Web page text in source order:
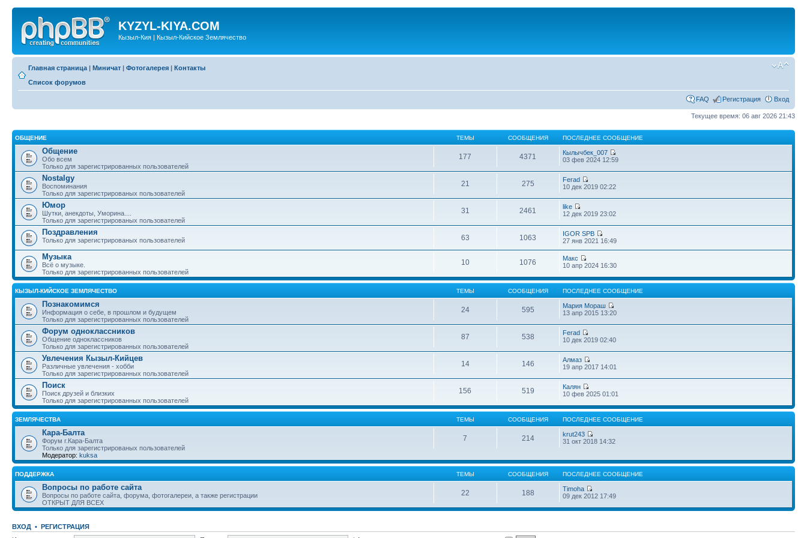
KYZYL-KIYA.COM
Кызыл-Кия | Кызыл-Кийское Землячество
Главная страница | Миничат | Фотогалерея | Контакты
Список форумов
FAQ Регистрация Вход
Текущее время: 06 авг 2026 21:43
ОБЩЕНИЕ ТЕМЫ СООБЩЕНИЯ ПОСЛЕДНЕЕ СООБЩЕНИЕ
Общение
Обо всем
Только для зарегистрированных пользователей
177 4371
Кылычбек_007
03 фев 2024 12:59
Nostalgy
Воспоминания
Только для зарегистрированых пользователей
21 275
Ferad
10 дек 2019 02:22
Юмор
Шутки, анекдоты, Уморина....
Только для зарегистрированых пользователей
31 2461
like
12 дек 2019 23:02
Поздравления
Только для зарегистрированых пользователей 63 1063
IGOR SPB
27 янв 2021 16:49
Музыка
Всё о музыке.
Только для зарегистрированных пользователей
10 1076
Макс
10 апр 2024 16:30
КЫЗЫЛ-КИЙСКОЕ ЗЕМЛЯЧЕСТВО ТЕМЫ СООБЩЕНИЯ ПОСЛЕДНЕЕ СООБЩЕНИЕ
Познакомимся
Информация о себе, в прошлом и будущем
Только для зарегистрированных пользователей
24 595
Мария Мораш
13 апр 2015 13:20
Форум одноклассников
Общение одноклассников
Только для зарегистрированных пользователей
87 538
Ferad
10 дек 2019 02:40
Увлечения Кызыл-Кийцев
Различные увлечения - хобби
Только для зарегистрированных пользователей
14 146
Алмаз
19 апр 2017 14:01
Поиск
Поиск друзей и близких
Только для зарегистрированных пользователей
156 519
Калян
10 фев 2025 01:01
ЗЕМЛЯЧЕСТВА ТЕМЫ СООБЩЕНИЯ ПОСЛЕДНЕЕ СООБЩЕНИЕ
Кара-Балта
Форум г.Кара-Балта
Только для зарегистрированых пользователей
Модератор: kuksa
7 214
krut243
31 окт 2018 14:32
ПОДДЕРЖКА ТЕМЫ СООБЩЕНИЯ ПОСЛЕДНЕЕ СООБЩЕНИЕ
Вопросы по работе сайта
Вопросы по работе сайта, форума, фотогалереи, а также регистрации
ОТКРЫТ ДЛЯ ВСЕХ
22 188
Timoha
09 дек 2012 17:49
ВХОД • РЕГИСТРАЦИЯ